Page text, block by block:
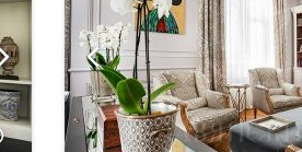
показать ещё